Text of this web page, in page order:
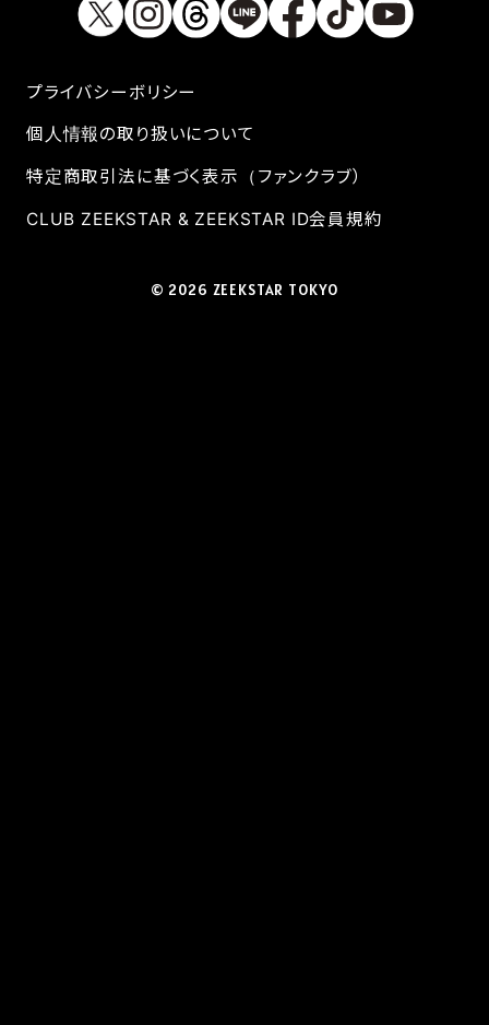
プライバシーボリシー
個人情報の取り扱いについて
特定商取引法に基づく表示（ファンクラブ）
CLUB ZEEKSTAR & ZEEKSTAR ID会員規約
© 2026 ZEEKSTAR TOKYO